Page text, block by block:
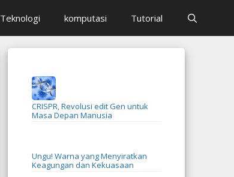
Teknologi komputasi Tutorial
CRISPR, Revolusi edit Gen untuk
Masa Depan Manusia
Ungu! Warna yang Menyiratkan
Keagungan dan Kekuasaan